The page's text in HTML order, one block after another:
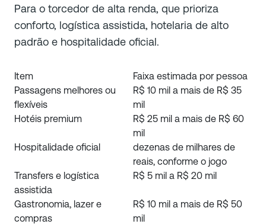
Para o torcedor de alta renda, que prioriza
conforto, logística assistida, hotelaria de alto
padrão e hospitalidade oficial.
Item
Faixa estimada por pessoa
Passagens melhores ou
flexíveis
R$ 10 mil a mais de R$ 35
mil
Hotéis premium
R$ 25 mil a mais de R$ 60
mil
Hospitalidade oficial
dezenas de milhares de
reais, conforme o jogo
Transfers e logística
assistida
R$ 5 mil a R$ 20 mil
Gastronomia, lazer e
compras
R$ 10 mil a mais de R$ 50
mil